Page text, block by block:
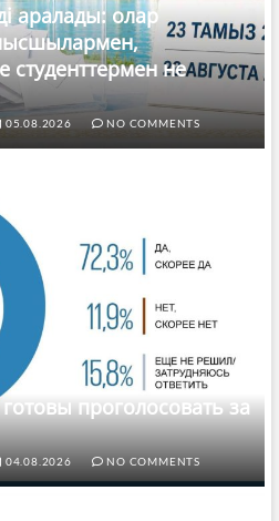
аралады: олар
не
05.08.2026 NO COMMENTS
проголосовать за
04.08.2026 NO COMMENTS